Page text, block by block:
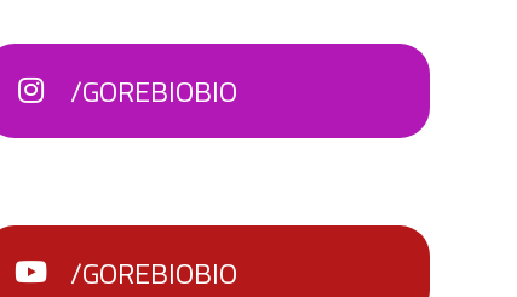
/GOREBIOBIO
/GOREBIOBIO